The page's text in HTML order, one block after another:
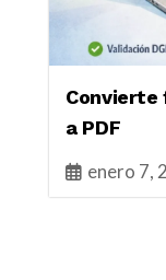
a PDF
enero 7,